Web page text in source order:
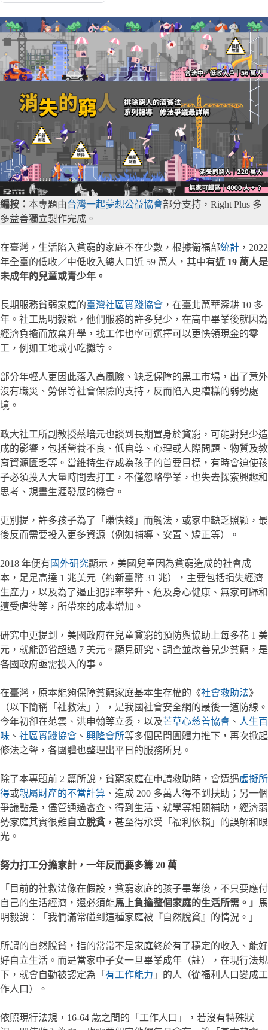
編按： 本專題由台灣一起夢想公益協會部分支持，Right Plus 多
多益善獨立製作完成。
在臺灣，生活陷入貧窮的家庭不在少數，根據衛福部統計 ，2022
年全臺的低收／中低收入總人口近 59 萬人，其中有近 19 萬人是
未成年的兒童或青少年。
長期服務貧弱家庭的臺灣社區實踐協會 ，在臺北萬華深耕 10 多
年。社工馬明毅說，他們服務的許多兒少，在高中畢業後就因為
經濟負擔而放棄升學，找工作也寧可選擇可以更快領現金的零
工，例如工地或小吃攤等。
部分年輕人更因此落入高風險、缺乏保障的黑工市場，出了意外
沒有職災、勞保等社會保險的支持，反而陷入更糟糕的弱勢處
境。
政大社工所副教授蔡培元也談到長期置身於貧窮，可能對兒少造
成的影響，包括營養不良、低自尊、心理或人際問題、物質及教
育資源匱乏等。當維持生存成為孩子的首要目標，有時會迫使孩
子必須投入大量時間去打工，不僅忽略學業，也失去探索興趣和
思考、規畫生涯發展的機會。
更別提，許多孩子為了「賺快錢」而觸法，或家中缺乏照顧，最
後反而需要投入更多資源（例如輔導、安置、矯正等）。
2018 年便有 國外研究顯示，美國兒童因為貧窮造成的社會成
本，足足高達 1 兆美元（約新臺幣 31 兆），主要包括損失經濟
生產力，以及為了遏止犯罪率攀升、危及身心健康、無家可歸和
遭受虐待等，所帶來的成本增加。
研究中更提到，美國政府在兒童貧窮的預防與協助上每多花 1 美
元，就能節省超過 7 美元。顯見研究、調查並改善兒少貧窮，是
各國政府亟需投入的事。
在臺灣，原本能夠保障貧窮家庭基本生存權的《社會救助法》
（以下簡稱「社救法」），是我國社會安全網的最後一道防線。
今年初卻在范雲、洪申翰等立委，以及芒草心慈善協會 、 人生百
味 、 社區實踐協會 、 興隆會所等多個民間團體力推下，再次掀起
修法之聲，各團體也整理出平日的服務所見。
除了本專題前 2 篇所說，貧窮家庭在申請救助時，會遭遇虛擬所
得或親屬財產的不當計算 、造成 200 多萬人得不到扶助；另一個
爭議點是，儘管通過審查、得到生活、就學等相關補助，經濟弱
勢家庭其實很難自立脫貧 ，甚至得承受「福利依賴」的誤解和眼
光。
努力打工分擔家計，一年反而要多籌 20 萬
「目前的社救法像在假設，貧窮家庭的孩子畢業後，不只要應付
自己的生活經濟，還必須能馬上負擔整個家庭的生活所需。」
馬
明毅說：「我們滿常碰到這種家庭被『自然脫貧』的情況。」
所謂的自然脫貧，指的常常不是家庭終於有了穩定的收入、能好
好自立生活。而是當家中子女一旦畢業成年（註），在現行法規
下，就會自動被認定為「 有工作能力 」的人（從福利人口變成工
作人口）。
依照現行法規，16-64 歲之間的「工作人口」，若沒有特殊狀